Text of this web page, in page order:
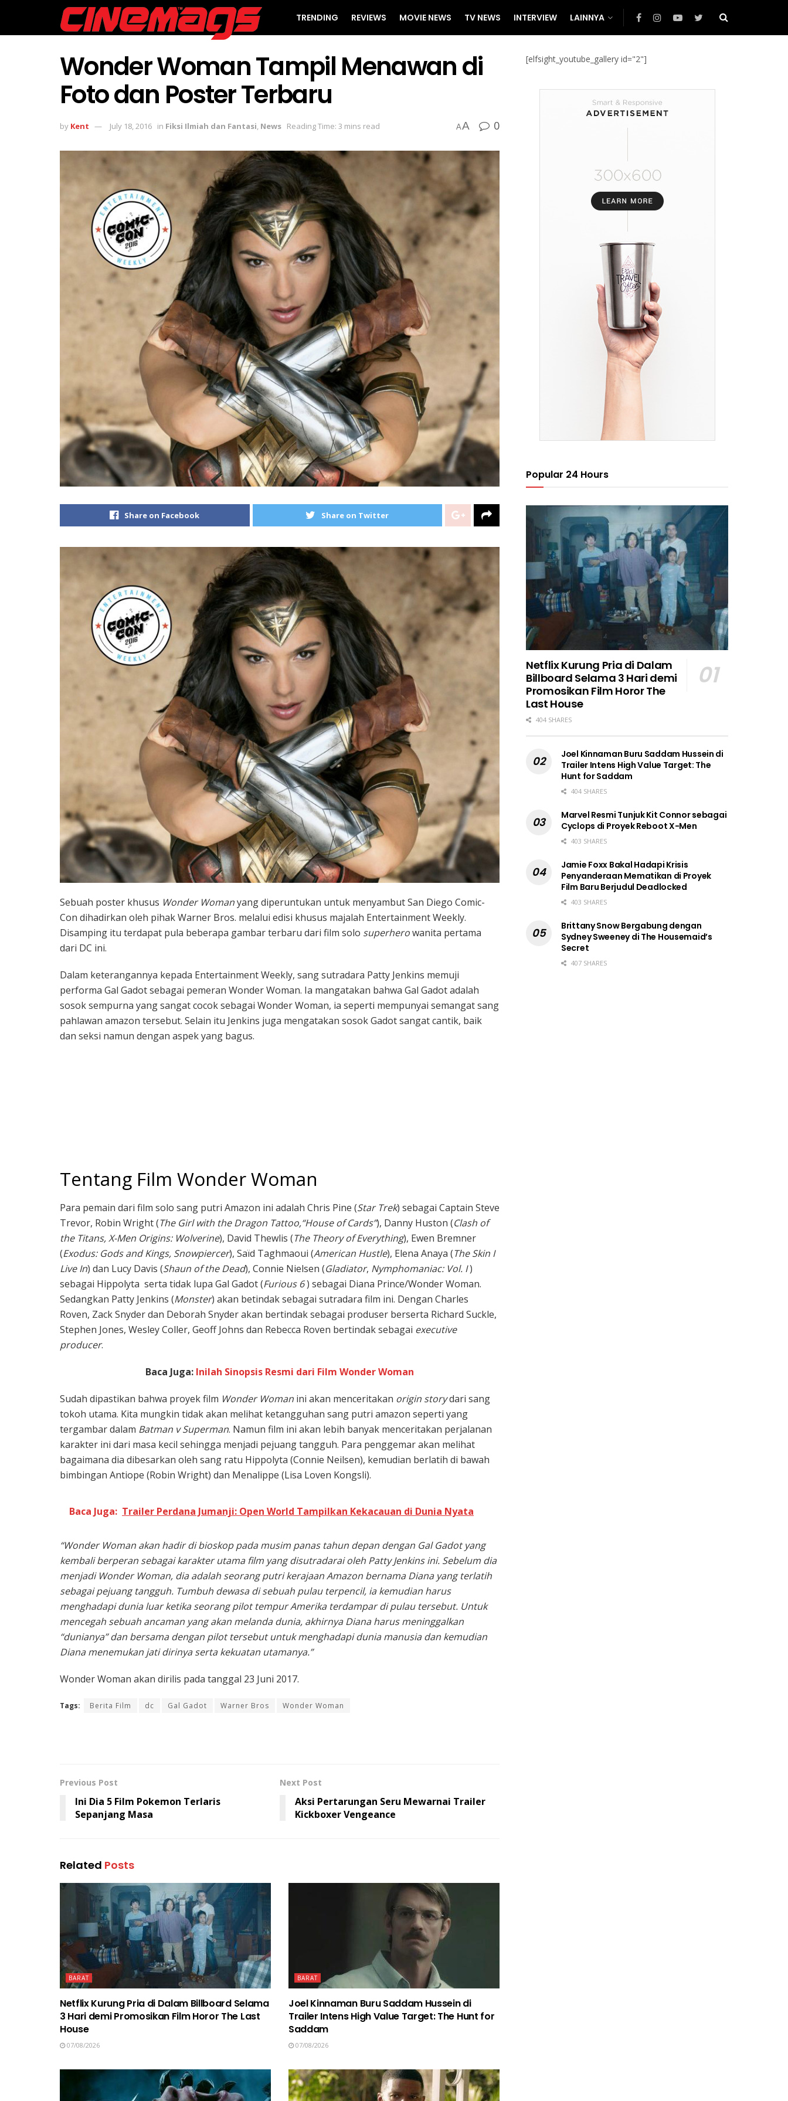
TRENDING REVIEWS MOVIE NEWS TV NEWS INTERVIEW LAINNYA
Wonder Woman Tampil Menawan di
Foto dan Poster Terbaru
by Kent July 18, 2016 in Fiksi Ilmiah dan Fantasi, News Reading Time: 3 mins read AA 0
Share on Facebook Share on Twitter
Sebuah poster khusus Wonder Womanyang diperuntukan untuk menyambut San Diego Comic-
Con dihadirkan oleh pihak Warner Bros. melalui edisi khusus majalah Entertainment Weekly.
Disamping itu terdapat pula beberapa gambar terbaru dari film solo superherowanita pertama
dari DC ini.
Dalam keterangannya kepada Entertainment Weekly, sang sutradara Patty Jenkins memuji
performa Gal Gadot sebagai pemeran Wonder Woman. Ia mangatakan bahwa Gal Gadot adalah
sosok sempurna yang sangat cocok sebagai Wonder Woman, ia seperti mempunyai semangat sang
pahlawan amazon tersebut. Selain itu Jenkins juga mengatakan sosok Gadot sangat cantik, baik
dan seksi namun dengan aspek yang bagus.
Tentang Film Wonder Woman
Para pemain dari film solo sang putri Amazon ini adalah Chris Pine (Star Trek) sebagai Captain Steve
Trevor, Robin Wright (The Girl with the Dragon Tattoo,“House of Cards”), Danny Huston (Clash of
the Titans, X-Men Origins: Wolverine), David Thewlis (The Theory of Everything), Ewen Bremner
(Exodus: Gods and Kings, Snowpiercer), Saïd Taghmaoui (American Hustle), Elena Anaya (The Skin I
Live In) dan Lucy Davis (Shaun of the Dead), Connie Nielsen (Gladiator, Nymphomaniac: Vol. I)
sebagai Hippolyta serta tidak lupa Gal Gadot (Furious 6) sebagai Diana Prince/Wonder Woman.
Sedangkan Patty Jenkins (Monster) akan betindak sebagai sutradara film ini. Dengan Charles
Roven, Zack Snyder dan Deborah Snyder akan bertindak sebagai produser berserta Richard Suckle,
Stephen Jones, Wesley Coller, Geoff Johns dan Rebecca Roven bertindak sebagai executive
producer.
Baca Juga: Inilah Sinopsis Resmi dari Film Wonder Woman
Sudah dipastikan bahwa proyek film Wonder Woman ini akan menceritakan origin storydari sang
tokoh utama. Kita mungkin tidak akan melihat ketangguhan sang putri amazon seperti yang
tergambar dalam Batman v Superman. Namun film ini akan lebih banyak menceritakan perjalanan
karakter ini dari masa kecil sehingga menjadi pejuang tangguh. Para penggemar akan melihat
bagaimana dia dibesarkan oleh sang ratu Hippolyta (Connie Neilsen), kemudian berlatih di bawah
bimbingan Antiope (Robin Wright) dan Menalippe (Lisa Loven Kongsli).
Baca Juga: Trailer Perdana Jumanji: Open World Tampilkan Kekacauan di Dunia Nyata
“Wonder Woman akan hadir di bioskop pada musim panas tahun depan dengan Gal Gadot yang
kembali berperan sebagai karakter utama film yang disutradarai oleh Patty Jenkins ini. Sebelum dia
menjadi Wonder Woman, dia adalah seorang putri kerajaan Amazon bernama Diana yang terlatih
sebagai pejuang tangguh. Tumbuh dewasa di sebuah pulau terpencil, ia kemudian harus
menghadapi dunia luar ketika seorang pilot tempur Amerika terdampar di pulau tersebut. Untuk
mencegah sebuah ancaman yang akan melanda dunia, akhirnya Diana harus meninggalkan
“dunianya” dan bersama dengan pilot tersebut untuk menghadapi dunia manusia dan kemudian
Diana menemukan jati dirinya serta kekuatan utamanya.”
Wonder Woman akan dirilis pada tanggal 23 Juni 2017.
Tags: Berita Film dc Gal Gadot Warner Bros Wonder Woman
Previous Post
Ini Dia 5 Film Pokemon Terlaris
Sepanjang Masa
Next Post
Aksi Pertarungan Seru Mewarnai Trailer
Kickboxer Vengeance
Related Posts
BARAT
Netflix Kurung Pria di Dalam Billboard Selama
3 Hari demi Promosikan Film Horor The Last
House
07/08/2026
BARAT
Joel Kinnaman Buru Saddam Hussein di
Trailer Intens High Value Target: The Hunt for
Saddam
07/08/2026
[elfsight_youtube_gallery id="2"]
Popular 24 Hours
Netflix Kurung Pria di Dalam
Billboard Selama 3 Hari demi
Promosikan Film Horor The
Last House
404 SHARES
Joel Kinnaman Buru Saddam Hussein di
Trailer Intens High Value Target: The
Hunt for Saddam
404 SHARES
Marvel Resmi Tunjuk Kit Connor sebagai
Cyclops di Proyek Reboot X-Men
403 SHARES
Jamie Foxx Bakal Hadapi Krisis
Penyanderaan Mematikan di Proyek
Film Baru Berjudul Deadlocked
403 SHARES
Brittany Snow Bergabung dengan
Sydney Sweeney di The Housemaid’s
Secret
407 SHARES